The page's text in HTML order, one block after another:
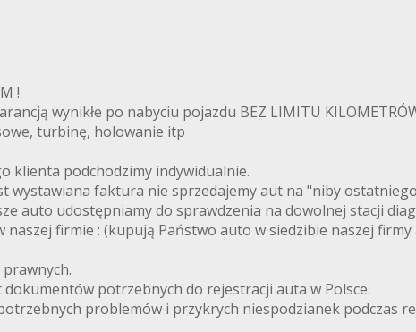
!
wynikłe po nabyciu pojazdu BEZ LIMITU
turbinę, holowanie itp
klienta podchodzimy indywidualnie.
wystawiana faktura nie sprzedajemy aut na "niby
auto udostępniamy do sprawdzenia na dowolnej stacji
firmie : (kupują Państwo auto w siedzibie naszej firmy
potrzebnych do rejestracji auta w Polsce.
problemów i przykrych niespodzianek podczas